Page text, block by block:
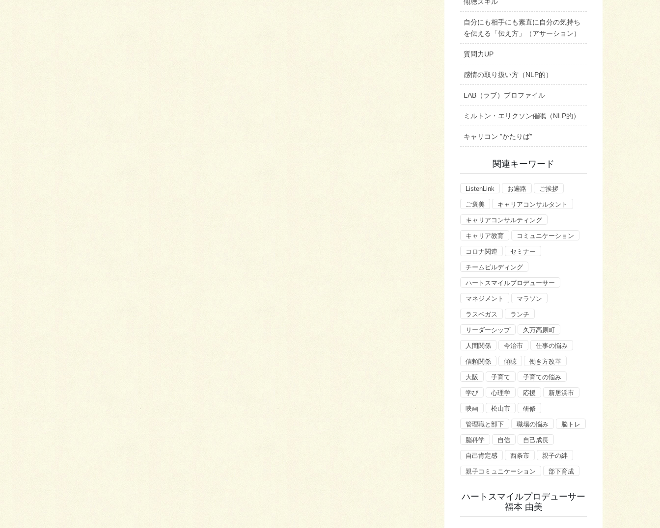
自分にも相手にも素直に自分の気持ち
を伝える「伝え方」（アサーション）
質問力UP
感情の取り扱い方（NLP的）
LAB（ラブ）プロファイル
ミルトン・エリクソン催眠（NLP的）
キャリコン ”かたりば”
関連キーワード
ListenLink お遍路 ご挨拶
ご褒美 キャリアコンサルタント
キャリアコンサルティング
キャリア教育 コミュニケーション
コロナ関連 セミナー
チームビルディング
ハートスマイルプロデューサー
マネジメント マラソン
ラスベガス ランチ
リーダーシップ 久万高原町
人間関係 今治市 仕事の悩み
信頼関係 傾聴 働き方改革
大阪 子育て 子育ての悩み
学び 心理学 応援 新居浜市
映画 松山市 研修
管理職と部下 職場の悩み 脳トレ
脳科学 自信 自己成長
自己肯定感 西条市 親子の絆
親子コミュニケーション 部下育成
ハートスマイルプロデューサー
福本 由美